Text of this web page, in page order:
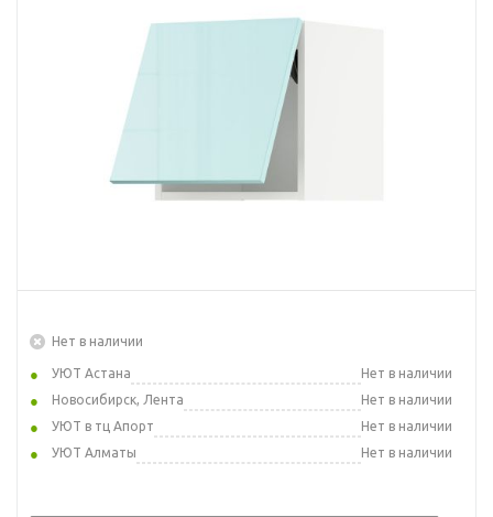
Нет в наличии
УЮТ Астана
Нет в наличии
Новосибирск, Лента
Нет в наличии
УЮТ в тц Апорт
Нет в наличии
УЮТ Алматы
Нет в наличии